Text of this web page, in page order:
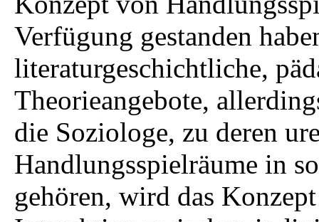
Verfügung gestanden
literaturgeschichtliche,
Theorieangebote,
die Soziologe, zu deren
Handlungsspielräume in
gehören, wird das